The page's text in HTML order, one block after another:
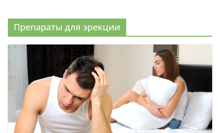
Препараты для эрекции